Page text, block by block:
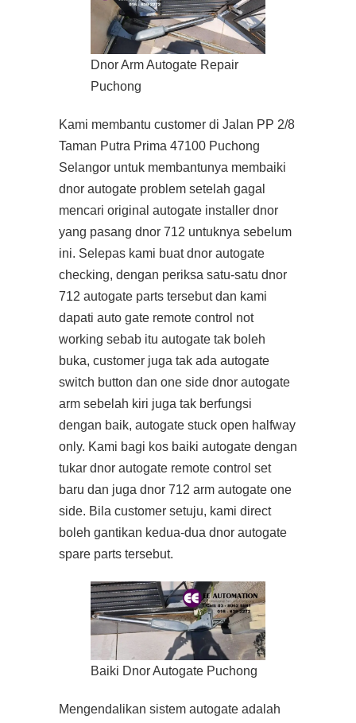
Dnor Arm Autogate Repair
Puchong
Kami membantu customer di Jalan PP 2/8
Taman Putra Prima 47100 Puchong
Selangor untuk membantunya membaiki
dnor autogate problem setelah gagal
mencari original autogate installer dnor
yang pasang dnor 712 untuknya sebelum
ini. Selepas kami buat dnor autogate
checking, dengan periksa satu-satu dnor
712 autogate parts tersebut dan kami
dapati auto gate remote control not
working sebab itu autogate tak boleh
buka, customer juga tak ada autogate
switch button dan one side dnor autogate
arm sebelah kiri juga tak berfungsi
dengan baik, autogate stuck open halfway
only. Kami bagi kos baiki autogate dengan
tukar dnor autogate remote control set
baru dan juga dnor 712 arm autogate one
side. Bila customer setuju, kami direct
boleh gantikan kedua-dua dnor autogate
spare parts tersebut.
Baiki Dnor Autogate Puchong
Mengendalikan sistem autogate adalah